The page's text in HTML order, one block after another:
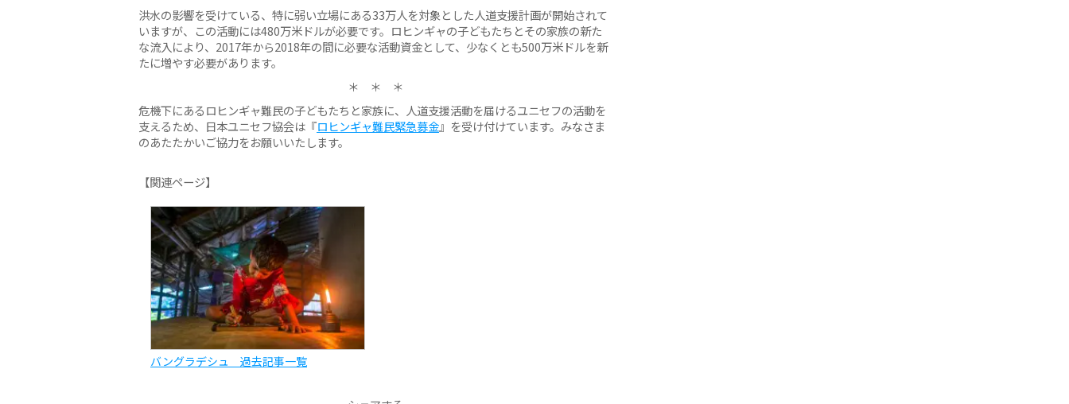
洪水の影響を受けている、特に弱い立場にある33万人を対象とした人道支援計画が開始されて
いますが、この活動には480万米ドルが必要です。ロヒンギャの子どもたちとその家族の新た
な流入により、2017年から2018年の間に必要な活動資金として、少なくとも500万米ドルを新
たに増やす必要があります。
＊ ＊ ＊
危機下にあるロヒンギャ難民の子どもたちと家族に、人道支援活動を届けるユニセフの活動を
支えるため、日本ユニセフ協会は『ロヒンギャ難民緊急募金』を受け付けています。みなさま
のあたたかいご協力をお願いいたします。
【関連ページ】
バングラデシュ 過去記事一覧